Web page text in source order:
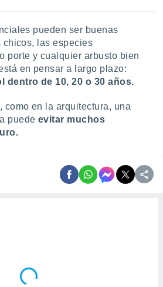
pueden ser buenas
las especies
porte y cualquier arbusto bien
en pensar a largo plazo:
dentro de 10, 20 o 30 años.
como en la arquitectura, una
puede evitar muchos